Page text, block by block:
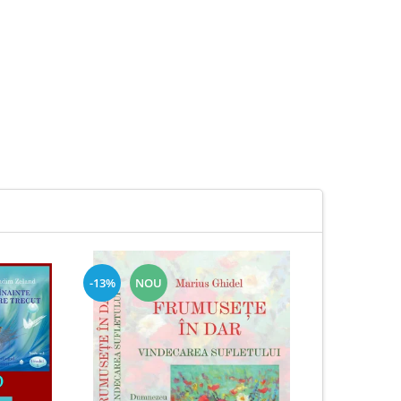
-13% NOU